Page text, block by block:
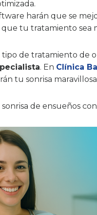
harán que se
tu tratamiento sea
de tratamiento de
. En Clínica
tu sonrisa
de ensueños